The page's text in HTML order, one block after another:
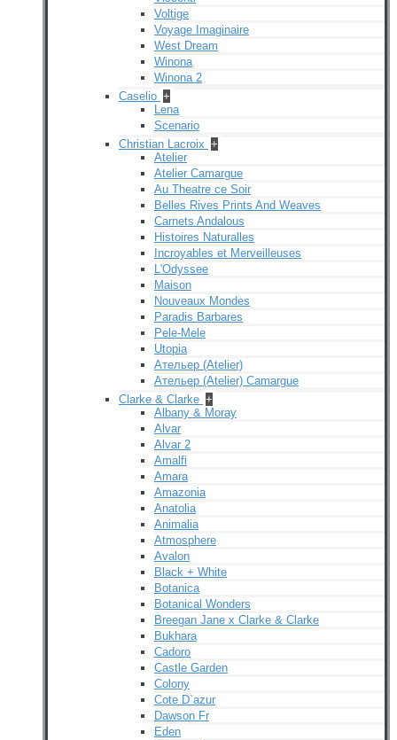
Voltige
Voyage Imaginaire
West Dream
Winona
Winona 2
Caselio +
Lena
Scenario
Christian Lacroix +
Atelier
Atelier Camargue
Au Theatre ce Soir
Belles Rives Prints And Weaves
Carnets Andalous
Histoires Naturalles
Incroyables et Merveilleuses
L'Odyssee
Maison
Nouveaux Mondes
Paradis Barbares
Pele-Mele
Utopia
Ательер (Atelier)
Ательер (Atelier) Camargue
Clarke & Clarke +
Albany & Moray
Alvar
Alvar 2
Amalfi
Amara
Amazonia
Anatolia
Animalia
Atmosphere
Avalon
Black + White
Botanica
Botanical Wonders
Breegan Jane x Clarke & Clarke
Bukhara
Cadoro
Castle Garden
Colony
Cote D`azur
Dawson Fr
Eden